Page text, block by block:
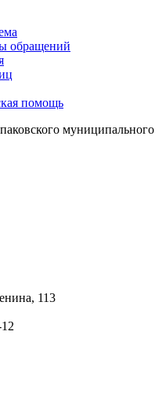
обращений
помощь
муниципального
113